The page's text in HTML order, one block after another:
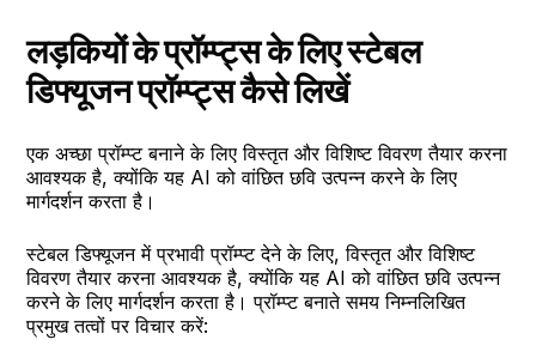
लड़कियों के प्रॉम्प्ट्स के लिए स्टेबल
डिफ्यूजन प्रॉम्प्ट्स कैसे लिखें
एक अच्छा प्रॉम्प्ट बनाने के लिए विस्तृत और विशिष्ट विवरण तैयार करना
आवश्यक है, क्योंकि यह AI को वांछित छवि उत्पन्न करने के लिए
मार्गदर्शन करता है।
स्टेबल डिफ्यूजन में प्रभावी प्रॉम्प्ट देने के लिए, विस्तृत और विशिष्ट
विवरण तैयार करना आवश्यक है, क्योंकि यह AI को वांछित छवि उत्पन्न
करने के लिए मार्गदर्शन करता है। प्रॉम्प्ट बनाते समय निम्नलिखित
प्रमुख तत्वों पर विचार करें: